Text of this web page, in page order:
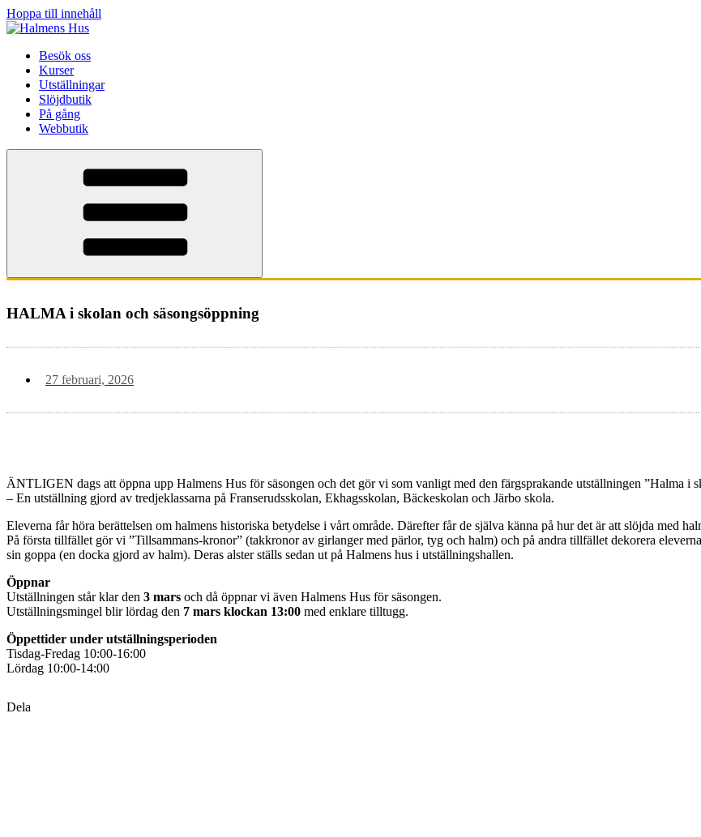
Hoppa till innehåll
Besök oss
Kurser
Utställningar
Slöjdbutik
På gång
Webbutik
HALMA i skolan och säsongsöppning
27 februari, 2026
ÄNTLIGEN dags att öppna upp Halmens Hus för säsongen och det gör vi som vanligt med den färgsprakande utställningen ”Halma i
– En utställning gjord av tredjeklassarna på Franserudsskolan, Ekhagsskolan, Bäckeskolan och Järbo skola.
Eleverna får höra berättelsen om halmens historiska betydelse i vårt område. Därefter får de själva känna på hur det är att slöjda med
På första tillfället gör vi ”Tillsammans-kronor” (takkronor av girlanger med pärlor, tyg och halm) och på andra tillfället dekorera
sin goppa (en docka gjord av halm). Deras alster ställs sedan ut på Halmens hus i utställningshallen.
Öppnar
Utställningen står klar den 3 mars och då öppnar vi även Halmens Hus för säsongen.
Utställningsmingel blir lördag den 7 mars klockan 13:00 med enklare tilltugg.
Öppettider under utställningsperioden
Tisdag-Fredag 10:00-16:00
Lördag 10:00-14:00
Dela